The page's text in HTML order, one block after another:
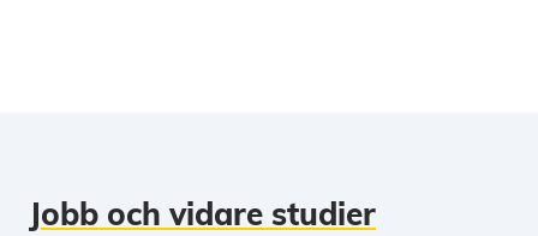
Jobb och vidare studier